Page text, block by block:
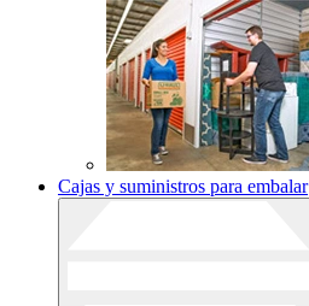
Cajas y suministros para embalar